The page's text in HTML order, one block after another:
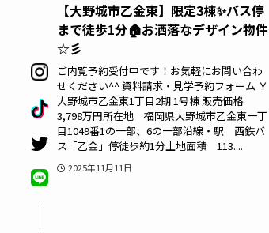
【大野城市乙金東】限定3棟✨バス停
まで徒歩1分🏠お洒落なデザイン物件
☆彡
ご内覧予約受付中です！お気軽にお問い合わ
せください^^ 資料請求・見学予約フォーム Ｙ
大野城市乙金東1丁目2期 1号棟 販売価格
3,798万円所在地 福岡県大野城市乙金東一丁
目1049番1の一部、6の一部沿線・駅 西鉄バ
ス「乙金」停徒歩約1分土地面積 113....
2025年11月11日